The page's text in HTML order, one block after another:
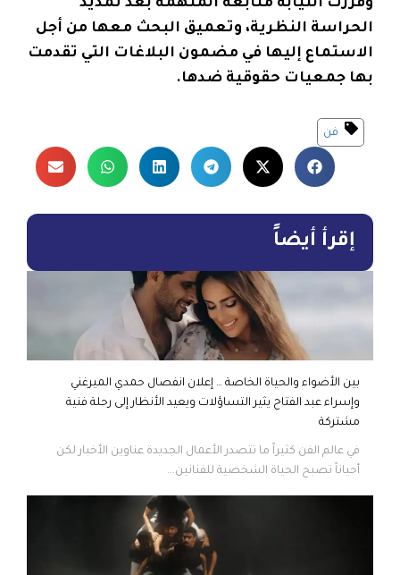
وقررت النيابة متابعة المتهمة بعد تمديد
الحراسة النظرية، وتعميق البحث معها من أجل
الاستماع إليها في مضمون البلاغات التي تقدمت
بها جمعيات حقوقية ضدها.
فن
إقرأ أيضاً
بين الأضواء والحياة الخاصة … إعلان انفصال حمدي الميرغني
وإسراء عبد الفتاح يثير التساؤلات ويعيد الأنظار إلى رحلة فنية
مشتركة
في عالم الفن كثيراً ما تتصدر الأعمال الجديدة عناوين الأخبار لكن
أحياناً تصبح الحياة الشخصية للفنانين...